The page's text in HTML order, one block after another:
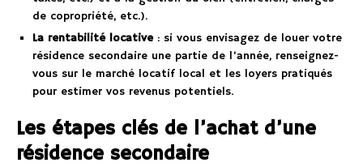
de copropriété, etc.).
La rentabilité locative: si vous envisagez de louer votre
résidence secondaire une partie de l’année, renseignez-
vous sur le marché locatif local et les loyers pratiqués
pour estimer vos revenus potentiels.
Les étapes clés de l’achat d’une
résidence secondaire